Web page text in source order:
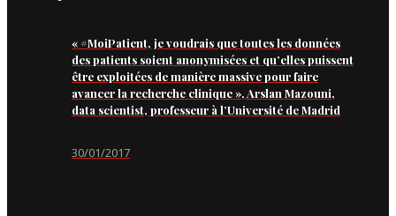
« #MoiPatient, je voudrais que toutes les données
des patients soient anonymisées et qu’elles puissent
être exploitées de manière massive pour faire
avancer la recherche clinique », Arslan Mazouni,
data scientist, professeur à l’Université de Madrid
30/01/2017